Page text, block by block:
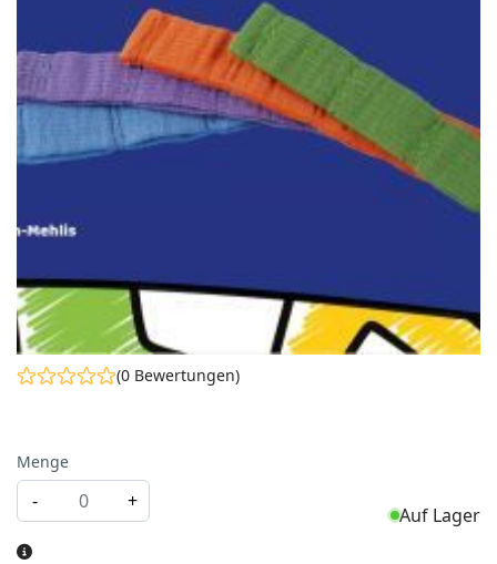
(0 Bewertungen)
Menge
- +
Auf Lager